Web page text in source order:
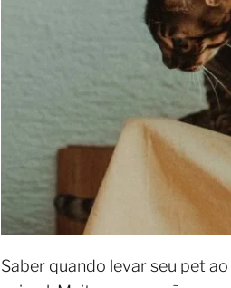
Saber quando levar seu pet